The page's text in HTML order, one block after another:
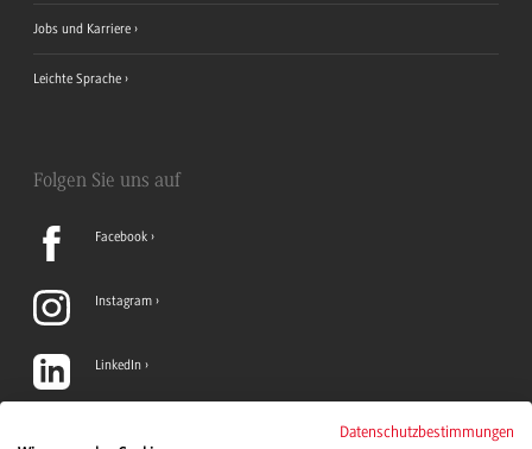
Jobs und Karriere
Leichte Sprache
Folgen Sie uns auf
Facebook
Instagram
LinkedIn
Datenschutzbestimmungen